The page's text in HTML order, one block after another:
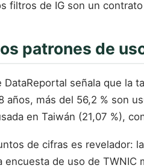
filtros de IG son un
patrones de
DataReportal señala que la
años, más del 56,2 % son
en Taiwán (21,07 %),
de cifras es revelador:
encuesta de uso de